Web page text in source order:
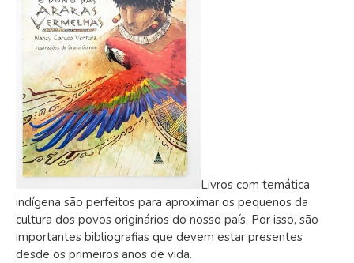
Livros com temática
indígena são perfeitos para aproximar os pequenos da
cultura dos povos originários do nosso país. Por isso, são
importantes bibliografias que devem estar presentes
desde os primeiros anos de vida.